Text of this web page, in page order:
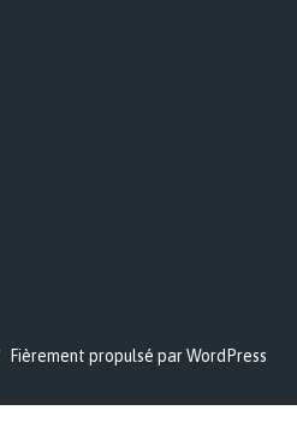
Fièrement propulsé par WordPress